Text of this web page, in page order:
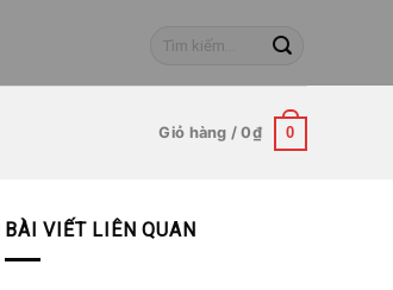
Tìm
Giỏ hàng /0₫ 0
BÀI VIẾT LIÊN QUAN